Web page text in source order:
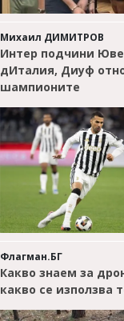
Михаил ДИМИТРОВ
Интер подчини
дИталия, Диуф
шампионите
Флагман.БГ
Какво знаем за
какво се използва